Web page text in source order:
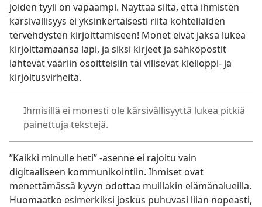
joiden tyyli on vapaampi. Näyttää siltä, että ihmisten
kärsivällisyys ei yksinkertaisesti riitä kohteliaiden
tervehdysten kirjoittamiseen! Monet eivät jaksa lukea
kirjoittamaansa läpi, ja siksi kirjeet ja sähköpostit
lähtevät vääriin osoitteisiin tai vilisevät kielioppi- ja
kirjoitusvirheitä.
Ihmisillä ei monesti ole kärsivällisyyttä lukea pitkiä
painettuja tekstejä.
”Kaikki minulle heti” -asenne ei rajoitu vain
digitaaliseen kommunikointiin. Ihmiset ovat
menettämässä kyvyn odottaa muillakin elämänalueilla.
Huomaatko esimerkiksi joskus puhuvasi liian nopeasti,